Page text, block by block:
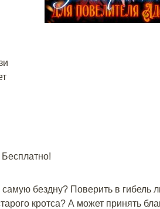
Бесплатно!
самую бездну? Поверить в
кротса? А может принять